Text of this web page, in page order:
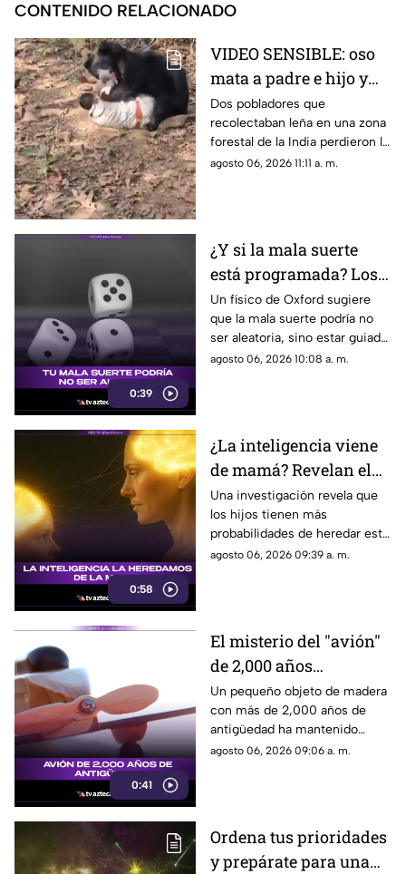
CONTENIDO RELACIONADO
VIDEO SENSIBLE: oso
mata a padre e hijo y
deja a una persona
herida
Dos pobladores que
recolectaban leña en una zona
forestal de la India perdieron la
vida; un oficial fue reportado
agosto 06, 2026 11:11 a. m.
0:39
¿Y si la mala suerte
está programada? Los
patrones ocultos detrás
del azar
Un físico de Oxford sugiere
que la mala suerte podría no
ser aleatoria, sino estar guiada
por leyes ocultas y fuerzas
agosto 06, 2026 10:08 a. m.
0:58
¿La inteligencia viene
de mamá? Revelan el
rol clave de los genes
maternos
Una investigación revela que
los hijos tienen más
probabilidades de heredar este
rasgo de sus madres gracias al
agosto 06, 2026 09:39 a. m.
0:41
El misterio del "avión"
de 2,000 años
descubierto en el
antiguo Egipto
Un pequeño objeto de madera
con más de 2,000 años de
antigüedad ha mantenido
perplejos a los científicos por
agosto 06, 2026 09:06 a. m.
Ordena tus prioridades
y prepárate para una